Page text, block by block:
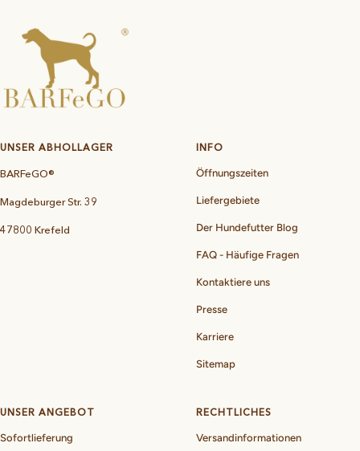
UNSER ABHOLLAGER
BARFeGO®
Magdeburger Str. 39
47800 Krefeld
INFO
Öffnungszeiten
Liefergebiete
Der Hundefutter Blog
FAQ - Häufige Fragen
Kontaktiere uns
Presse
Karriere
Sitemap
UNSER ANGEBOT
Sofortlieferung
RECHTLICHES
Versandinformationen